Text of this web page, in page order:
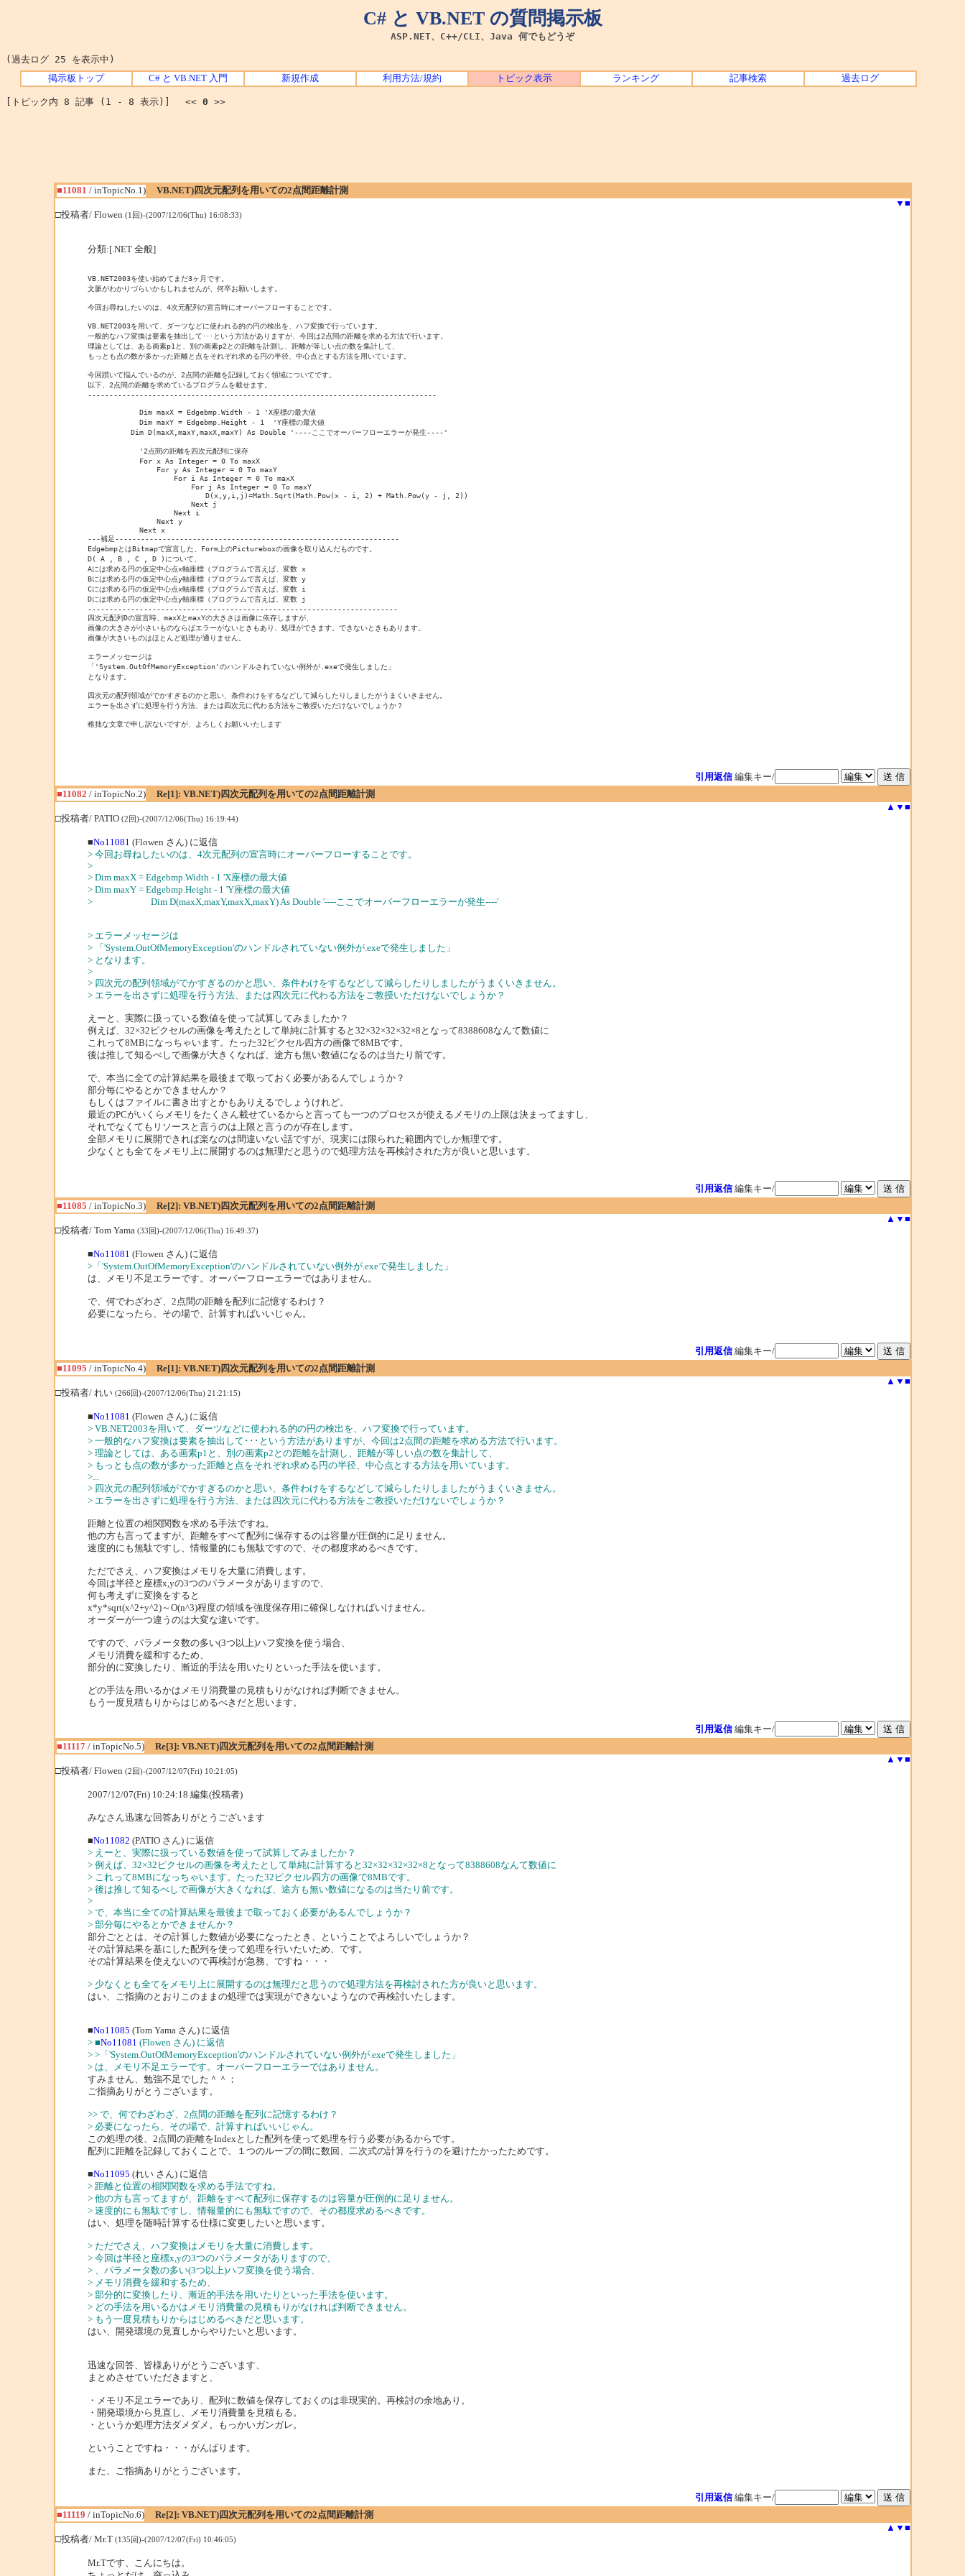
C# と VB.NET の質問掲示板
ASP.NET、C++/CLI、Java 何でもどうぞ
(過去ログ 25 を表示中)
掲示板トップ C# と VB.NET 入門 新規作成 利用方法/規約 トピック表示 ランキング 記事検索 過去ログ
[トピック内 8 記事 (1 - 8 表示)] << 0 >>
■11081 / inTopicNo.1)
VB.NET)四次元配列を用いての2点間距離計測
▼ ■
□投稿者/ Flowen (1回)-(2007/12/06(Thu) 16:08:33)
分類:[.NET 全般]
VB.NET2003を使い始めてまだ3ヶ月です。
文脈がわかりづらいかもしれませんが、何卒お願いします。
今回お尋ねしたいのは、4次元配列の宣言時にオーバーフローすることです。
VB.NET2003を用いて、ダーツなどに使われる的の円の検出を、ハフ変換で行っています。
一般的なハフ変換は要素を抽出して･･･という方法がありますが、今回は2点間の距離を求める方法で行います。
理論としては、ある画素p1と、別の画素p2との距離を計測し、距離が等しい点の数を集計して、
もっとも点の数が多かった距離と点をそれぞれ求める円の半径、中心点とする方法を用いています。
今回躓いて悩んでいるのが、2点間の距離を記録しておく領域についてです。
以下、2点間の距離を求めているプログラムを載せます。
---------------------------------------------------------------------------------
            Dim maxX = Edgebmp.Width - 1 'X座標の最大値
            Dim maxY = Edgebmp.Height - 1  'Y座標の最大値
Dim D(maxX,maxY,maxX,maxY) As Double '----ここでオーバーフローエラーが発生----'
            '2点間の距離を四次元配列に保存
            For x As Integer = 0 To maxX
                For y As Integer = 0 To maxY
                    For i As Integer = 0 To maxX
                        For j As Integer = 0 To maxY
                        　　D(x,y,i,j)=Math.Sqrt(Math.Pow(x - i, 2) + Math.Pow(y - j, 2))
                        Next j
                    Next i
                Next y
            Next x
---補足------------------------------------------------------------------
EdgebmpとはBitmapで宣言した、Form上のPictureboxの画像を取り込んだものです。
D( A , B , C , D )について、
Aには求める円の仮定中心点x軸座標（プログラムで言えば、変数 x
Bには求める円の仮定中心点y軸座標（プログラムで言えば、変数 y
Cには求める円の仮定中心点x軸座標（プログラムで言えば、変数 i
Dには求める円の仮定中心点y軸座標（プログラムで言えば、変数 j
------------------------------------------------------------------------
四次元配列Dの宣言時、maxXとmaxYの大きさは画像に依存しますが、
画像の大きさが小さいものならばエラーがないときもあり、処理ができます。できないときもあります。
画像が大きいものはほとんど処理が通りません。
エラーメッセージは
「'System.OutOfMemoryException'のハンドルされていない例外が.exeで発生しました」
となります。
四次元の配列領域がでかすぎるのかと思い、条件わけをするなどして減らしたりしましたがうまくいきません。
エラーを出さずに処理を行う方法、または四次元に代わる方法をご教授いただけないでしょうか？
稚拙な文章で申し訳ないですが、よろしくお願いいたします
引用返信 編集キー/
■11082 / inTopicNo.2)
Re[1]: VB.NET)四次元配列を用いての2点間距離計測
▲ ▼ ■
□投稿者/ PATIO (2回)-(2007/12/06(Thu) 16:19:44)
■No11081 (Flowen さん) に返信
> 今回お尋ねしたいのは、4次元配列の宣言時にオーバーフローすることです。
>
> Dim maxX = Edgebmp.Width - 1 'X座標の最大値
> Dim maxY = Edgebmp.Height - 1 'Y座標の最大値
> Dim D(maxX,maxY,maxX,maxY) As Double '----ここでオーバーフローエラーが発生----'
> エラーメッセージは
> 「'System.OutOfMemoryException'のハンドルされていない例外が.exeで発生しました」
> となります。
>
> 四次元の配列領域がでかすぎるのかと思い、条件わけをするなどして減らしたりしましたがうまくいきません。
> エラーを出さずに処理を行う方法、または四次元に代わる方法をご教授いただけないでしょうか？
えーと、実際に扱っている数値を使って試算してみましたか？
例えば、32×32ピクセルの画像を考えたとして単純に計算すると32×32×32×32×8となって8388608なんて数値に
これって8MBになっちゃいます。たった32ピクセル四方の画像で8MBです。
後は推して知るべしで画像が大きくなれば、途方も無い数値になるのは当たり前です。
で、本当に全ての計算結果を最後まで取っておく必要があるんでしょうか？
部分毎にやるとかできませんか？
もしくはファイルに書き出すとかもありえるでしょうけれど。
最近のPCがいくらメモリをたくさん載せているからと言っても一つのプロセスが使えるメモリの上限は決まってますし、
それでなくてもリソースと言うのは上限と言うのが存在します。
全部メモリに展開できれば楽なのは間違いない話ですが、現実には限られた範囲内でしか無理です。
少なくとも全てをメモリ上に展開するのは無理だと思うので処理方法を再検討された方が良いと思います。
引用返信 編集キー/
■11085 / inTopicNo.3)
Re[2]: VB.NET)四次元配列を用いての2点間距離計測
▲ ▼ ■
□投稿者/ Tom Yama (33回)-(2007/12/06(Thu) 16:49:37)
■No11081 (Flowen さん) に返信
>「'System.OutOfMemoryException'のハンドルされていない例外が.exeで発生しました」
は、メモリ不足エラーです。オーバーフローエラーではありません。
で、何でわざわざ、2点間の距離を配列に記憶するわけ？
必要になったら、その場で、計算すればいいじゃん。
引用返信 編集キー/
■11095 / inTopicNo.4)
Re[1]: VB.NET)四次元配列を用いての2点間距離計測
▲ ▼ ■
□投稿者/ れい (266回)-(2007/12/06(Thu) 21:21:15)
■No11081 (Flowen さん) に返信
> VB.NET2003を用いて、ダーツなどに使われる的の円の検出を、ハフ変換で行っています。
> 一般的なハフ変換は要素を抽出して･･･という方法がありますが、今回は2点間の距離を求める方法で行います。
> 理論としては、ある画素p1と、別の画素p2との距離を計測し、距離が等しい点の数を集計して、
> もっとも点の数が多かった距離と点をそれぞれ求める円の半径、中心点とする方法を用いています。
>...
> 四次元の配列領域がでかすぎるのかと思い、条件わけをするなどして減らしたりしましたがうまくいきません。
> エラーを出さずに処理を行う方法、または四次元に代わる方法をご教授いただけないでしょうか？
距離と位置の相関関数を求める手法ですね。
他の方も言ってますが、距離をすべて配列に保存するのは容量が圧倒的に足りません。
速度的にも無駄ですし、情報量的にも無駄ですので、その都度求めるべきです。
ただでさえ、ハフ変換はメモリを大量に消費します。
今回は半径と座標x,yの3つのパラメータがありますので、
何も考えずに変換をすると
x*y*sqrt(x^2+y^2)～O(n^3)程度の領域を強度保存用に確保しなければいけません。
オーダーが一つ違うのは大変な違いです。
ですので、パラメータ数の多い(3つ以上)ハフ変換を使う場合、
メモリ消費を緩和するため、
部分的に変換したり、漸近的手法を用いたりといった手法を使います。
どの手法を用いるかはメモリ消費量の見積もりがなければ判断できません。
もう一度見積もりからはじめるべきだと思います。
引用返信 編集キー/
■11117/ inTopicNo.5)
Re[3]: VB.NET)四次元配列を用いての2点間距離計測
▲ ▼ ■
□投稿者/ Flowen (2回)-(2007/12/07(Fri) 10:21:05)
2007/12/07(Fri) 10:24:18 編集(投稿者)
みなさん迅速な回答ありがとうございます
■No11082 (PATIO さん) に返信
> えーと、実際に扱っている数値を使って試算してみましたか？
> 例えば、32×32ピクセルの画像を考えたとして単純に計算すると32×32×32×32×8となって8388608なんて数値に
> これって8MBになっちゃいます。たった32ピクセル四方の画像で8MBです。
> 後は推して知るべしで画像が大きくなれば、途方も無い数値になるのは当たり前です。
>
> で、本当に全ての計算結果を最後まで取っておく必要があるんでしょうか？
> 部分毎にやるとかできませんか？
部分ごととは、その計算した数値が必要になったとき、ということでよろしいでしょうか？
その計算結果を基にした配列を使って処理を行いたいため、です。
その計算結果を使えないので再検討が急務、ですね・・・
> 少なくとも全てをメモリ上に展開するのは無理だと思うので処理方法を再検討された方が良いと思います。
はい、ご指摘のとおりこのままの処理では実現ができないようなので再検討いたします。
■No11085 (Tom Yama さん) に返信
> ■No11081 (Flowen さん) に返信
> >「'System.OutOfMemoryException'のハンドルされていない例外が.exeで発生しました」
> は、メモリ不足エラーです。オーバーフローエラーではありません。
すみません、勉強不足でした＾＾；
ご指摘ありがとうございます。
>> で、何でわざわざ、2点間の距離を配列に記憶するわけ？
> 必要になったら、その場で、計算すればいいじゃん。
この処理の後、2点間の距離をIndexとした配列を使って処理を行う必要があるからです。
配列に距離を記録しておくことで、１つのループの間に数回、二次式の計算を行うのを避けたかったためです。
■No11095 (れい さん) に返信
> 距離と位置の相関関数を求める手法ですね。
> 他の方も言ってますが、距離をすべて配列に保存するのは容量が圧倒的に足りません。
> 速度的にも無駄ですし、情報量的にも無駄ですので、その都度求めるべきです。
はい、処理を随時計算する仕様に変更したいと思います。
> ただでさえ、ハフ変換はメモリを大量に消費します。
> 今回は半径と座標x,yの3つのパラメータがありますので、
> 、パラメータ数の多い(3つ以上)ハフ変換を使う場合、
> メモリ消費を緩和するため、
> 部分的に変換したり、漸近的手法を用いたりといった手法を使います。
> どの手法を用いるかはメモリ消費量の見積もりがなければ判断できません。
> もう一度見積もりからはじめるべきだと思います。
はい、開発環境の見直しからやりたいと思います。
迅速な回答、皆様ありがとうございます、
まとめさせていただきますと、
・メモリ不足エラーであり、配列に数値を保存しておくのは非現実的。再検討の余地あり。
・開発環境から見直し、メモリ消費量を見積もる。
・というか処理方法ダメダメ。もっかいガンガレ。
ということですね・・・がんばります。
また、ご指摘ありがとうございます。
引用返信 編集キー/
■11119 / inTopicNo.6)
Re[2]: VB.NET)四次元配列を用いての2点間距離計測
▲ ▼ ■
□投稿者/ Mr.T (135回)-(2007/12/07(Fri) 10:46:05)
Mr.Tです、こんにちは。